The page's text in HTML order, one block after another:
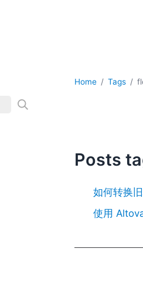
Home Tags
Posts
如何转换
使用